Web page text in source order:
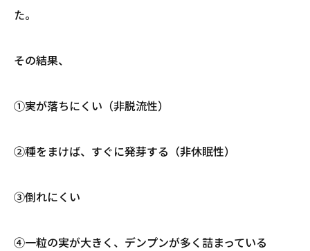
た。
その結果、
①実が落ちにくい（非脱流性）
②種をまけば、すぐに発芽する（非休眠性）
③倒れにくい
④一粒の実が大きく、デンプンが多く詰まっている